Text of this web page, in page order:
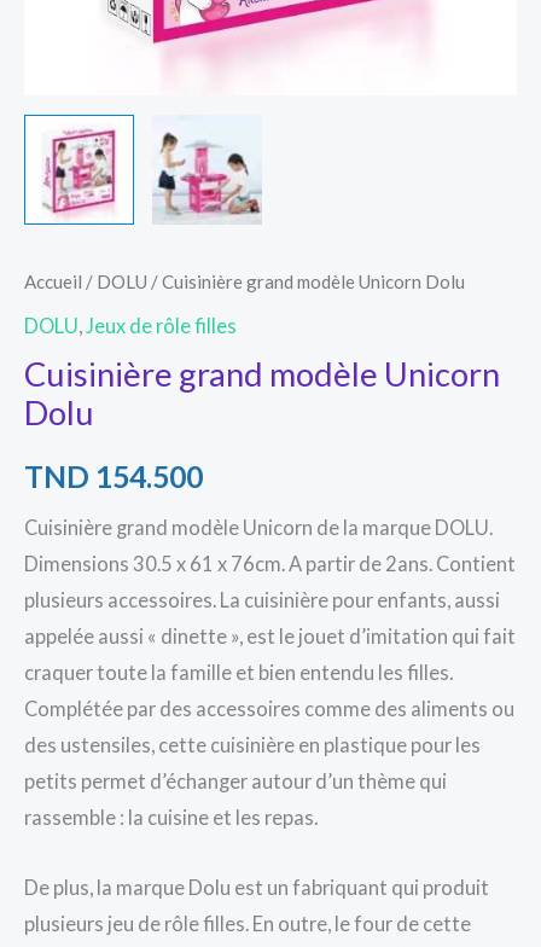
Accueil / DOLU / Cuisinière grand modèle Unicorn Dolu
DOLU Jeux de rôle filles
Cuisinière grand modèle Unicorn
Dolu
TND 154.500
Cuisinière grand modèle Unicorn de la marque DOLU.
Dimensions 30.5 x 61 x 76cm. A partir de 2ans. Contient
plusieurs accessoires. La cuisinière pour enfants, aussi
appelée aussi « dinette », est le jouet d’imitation qui fait
craquer toute la famille et bien entendu les filles.
Complétée par des accessoires comme des aliments ou
des ustensiles, cette cuisinière en plastique pour les
petits permet d’échanger autour d’un thème qui
rassemble : la cuisine et les repas.
De plus, la marque Dolu est un fabriquant qui produit
plusieurs jeu de rôle filles. En outre, le four de cette